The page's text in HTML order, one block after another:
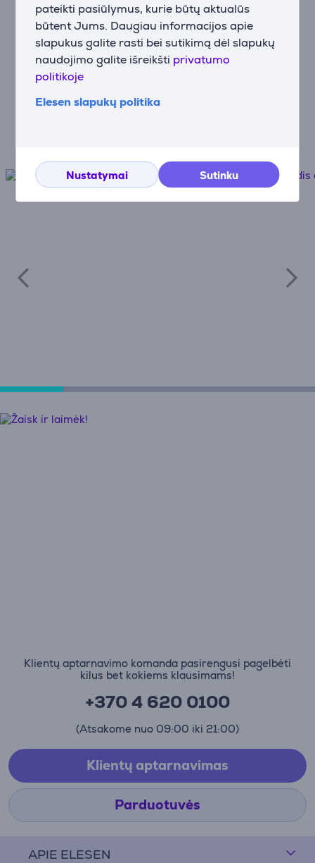
pateikti pasiūlymus, kurie būtų aktualūs
būtent Jums. Daugiau informacijos apie
slapukus galite rasti bei sutikimą dėl slapukų
naudojimo galite išreikšti privatumo
politikoje
Elesen slapukų politika
Nustatymai Sutinku
Prekių pristatymas
Nemokamas pristatymas į paštomatus
nuo 100€
Geriausia jūsų įrenginių apsauga!
APIE ELESEN
Klientų aptarnavimo komanda pasirengusi pagelbėti
kilus bet kokiems klausimams!
+370 4 620 0100
(Atsakome nuo 09:00 iki 21:00)
Klientų aptarnavimas
Parduotuvės